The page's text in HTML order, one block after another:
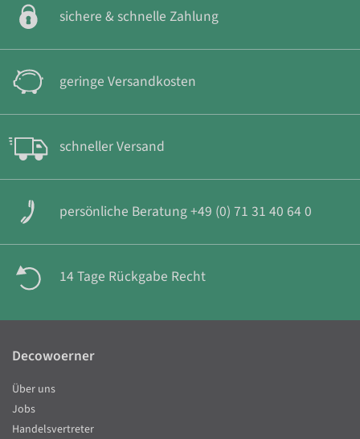
sichere & schnelle Zahlung
geringe Versandkosten
schneller Versand
persönliche Beratung +49 (0) 71 31 40 64 0
14 Tage Rückgabe Recht
Decowoerner
Über uns
Jobs
Handelsvertreter